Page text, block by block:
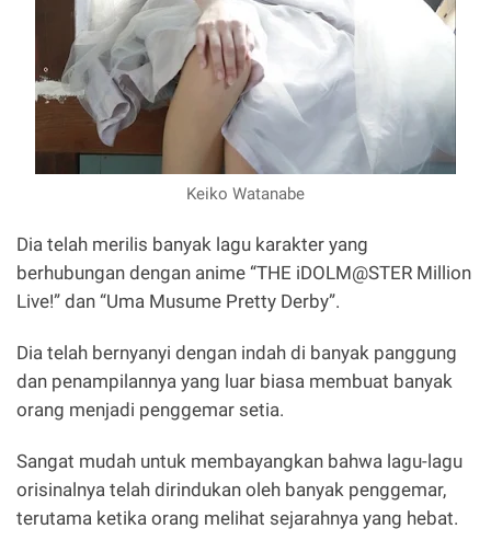
Keiko Watanabe
Dia telah merilis banyak lagu karakter yang
berhubungan dengan anime “THE iDOLM@STER Million
Live!” dan “Uma Musume Pretty Derby”.
Dia telah bernyanyi dengan indah di banyak panggung
dan penampilannya yang luar biasa membuat banyak
orang menjadi penggemar setia.
Sangat mudah untuk membayangkan bahwa lagu-lagu
orisinalnya telah dirindukan oleh banyak penggemar,
terutama ketika orang melihat sejarahnya yang hebat.